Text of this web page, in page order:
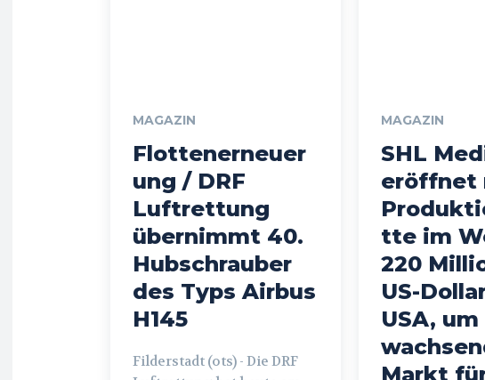
MAGAZIN
Flottenerneuer
ung / DRF
Luftrettung
übernimmt 40.
Hubschrauber
des Typs Airbus
H145
Filderstadt (ots) - Die DRF
MAGAZIN
SHL
eröffnet
tte im
220
US-
USA,
Markt